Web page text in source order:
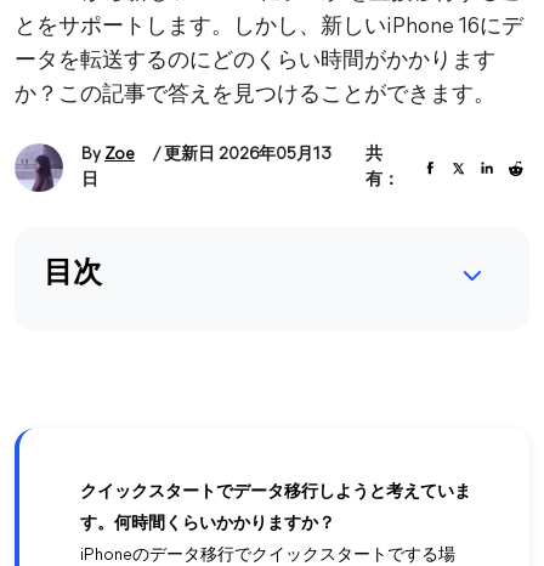
とをサポートします。しかし、新しいiPhone 16にデ
ータを転送するのにどのくらい時間がかかります
か？この記事で答えを見つけることができます。
By Zoe
/ 更新日 2026年05月13
日
共
有：
目次
クイックスタートでデータ移行しようと考えていま
す。何時間くらいかかりますか？
iPhoneのデータ移行でクイックスタートでする場